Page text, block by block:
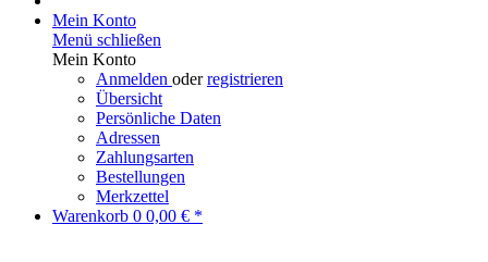
Mein Konto
Menü schließen
Mein Konto
Anmelden oderregistrieren
Übersicht
Persönliche Daten
Adressen
Zahlungsarten
Bestellungen
Merkzettel
Warenkorb 0 0,00 € *